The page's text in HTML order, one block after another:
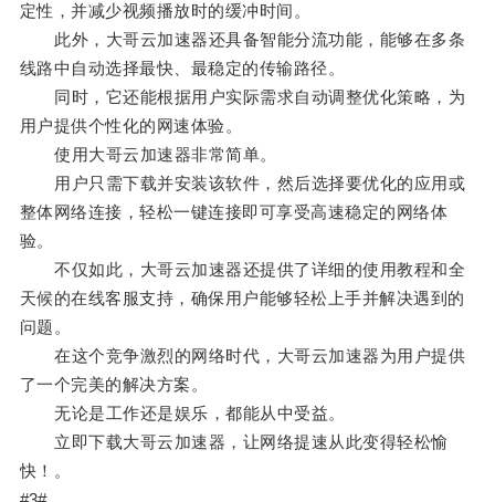
定性，并减少视频播放时的缓冲时间。
此外，大哥云加速器还具备智能分流功能，能够在多条
线路中自动选择最快、最稳定的传输路径。
同时，它还能根据用户实际需求自动调整优化策略，为
用户提供个性化的网速体验。
使用大哥云加速器非常简单。
用户只需下载并安装该软件，然后选择要优化的应用或
整体网络连接，轻松一键连接即可享受高速稳定的网络体
验。
不仅如此，大哥云加速器还提供了详细的使用教程和全
天候的在线客服支持，确保用户能够轻松上手并解决遇到的
问题。
在这个竞争激烈的网络时代，大哥云加速器为用户提供
了一个完美的解决方案。
无论是工作还是娱乐，都能从中受益。
立即下载大哥云加速器，让网络提速从此变得轻松愉
快！。